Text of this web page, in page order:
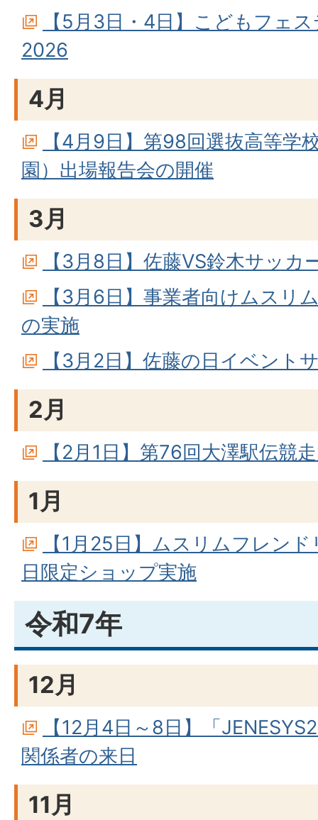
【5月3日・4日】こどもフェ
2026
4月
【4月9日】第98回選抜高等学
園）出場報告会の開催
3月
【3月8日】佐藤VS鈴木サッカ
【3月6日】事業者向けムスリ
の実施
【3月2日】佐藤の日イベント
2月
【2月1日】第76回大澤駅伝競
1月
【1月25日】ムスリムフレン
日限定ショップ実施
令和7年
12月
【12月4日～8日】「
関係者の来日
11月